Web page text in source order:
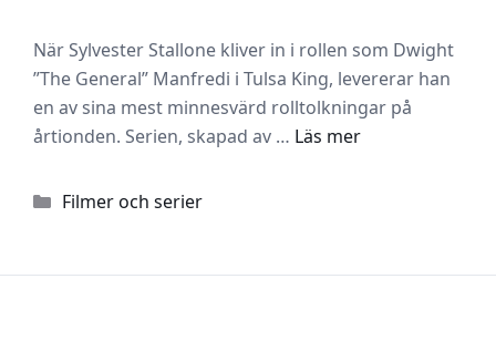
När Sylvester Stallone kliver in i rollen som Dwight
”The General” Manfredi i Tulsa King, levererar han
en av sina mest minnesvärd rolltolkningar på
årtionden. Serien, skapad av … Läs mer
Kategorier
Filmer och serier